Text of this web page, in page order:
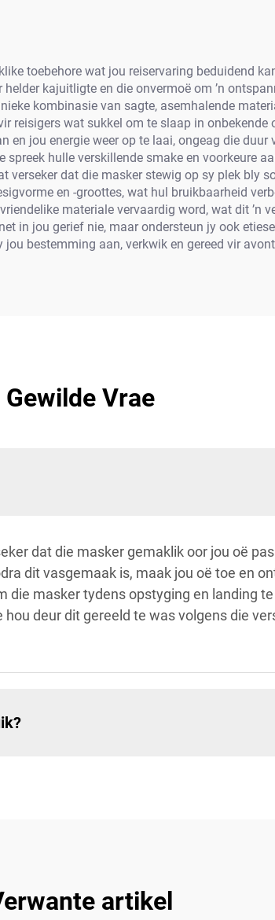
toebehore wat jou reiservaring beduidend
kajuitligte en die onvermoë om ’n
kombinasie van sagte, asemhalende
wat sukkel om te slaap in onbekende
jou energie weer op te laai, ongeag die
spreek hulle verskillende smake en voorkeure
verseker dat die masker stewig op sy plek bly
en -groottes, wat hul bruikbaarheid
materiale vervaardig word, wat dit ’n
in jou gerief nie, maar ondersteun jy ook
bestemming aan, verkwik en gereed vir
Gewilde Vrae
dat die masker gemaklik oor jou oë
dit vasgemaak is, maak jou oë toe en
die masker tydens opstyging en landing
deur dit gereeld te was volgens die
artikel